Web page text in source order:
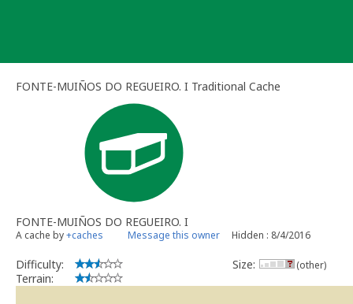
FONTE-MUIÑOS DO REGUEIRO. I Traditional Cache
FONTE-MUIÑOS DO REGUEIRO. I
A cache by+caches Message this owner Hidden : 8/4/2016
Difficulty:
Terrain:
Size: (other)